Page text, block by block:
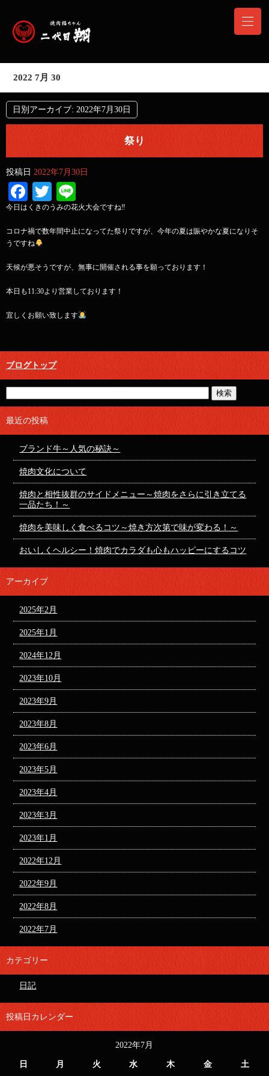
2022 7月 30
日別アーカイブ: 2022年7月30日
祭り
投稿日 2022年7月30日
Facebook
Twitter
今日はくきのうみの花火大会ですね‼︎
コロナ禍で数年間中止になってた祭りですが、今年の夏は賑やかな夏になりそ
うですね
天候が悪そうですが、無事に開催される事を願っております！
本日も11:30より営業しております！
宜しくお願い致します
ブログトップ
最近の投稿
ブランド牛～人気の秘訣～
焼肉文化について
焼肉と相性抜群のサイドメニュー～焼肉をさらに引き立てる
一品たち！～
焼肉を美味しく食べるコツ～焼き方次第で味が変わる！～
おいしくヘルシー！焼肉でカラダも心もハッピーにするコツ
アーカイブ
2025年2月
2025年1月
2024年12月
2023年10月
2023年9月
2023年8月
2023年6月
2023年5月
2023年4月
2023年3月
2023年1月
2022年12月
2022年9月
2022年8月
2022年7月
カテゴリー
日記
投稿日カレンダー
2022年7月
日 月 火 水 木 金 土